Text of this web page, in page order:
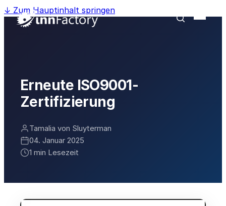
↓ Zum Hauptinhalt springen
Erneute ISO9001-
Zertifizierung
Tamalia von Sluyterman
04. Januar 2025
1 min Lesezeit